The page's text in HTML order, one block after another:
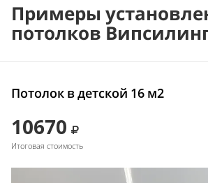
Примеры
потолков
Потолок в детской 16 м2
10670
Итоговая стоимость